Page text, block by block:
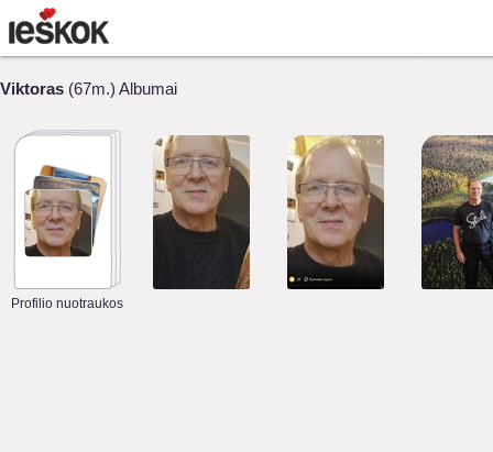
Viktoras (67m.) Albumai
Profilio nuotraukos